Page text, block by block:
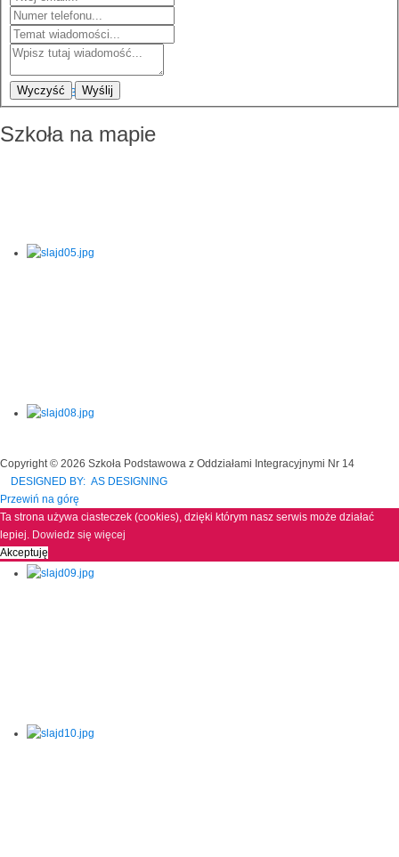
Wyczyść Wyślij
Szkoła na mapie
Copyright © 2026 Szkoła Podstawowa z Oddziałami Integracyjnymi Nr 14
DESIGNED BY: AS DESIGNING
Przewiń na górę
Ta strona używa ciasteczek (cookies), dzięki którym nasz serwis może działać
lepiej. Dowiedz się więcej
Akceptuję